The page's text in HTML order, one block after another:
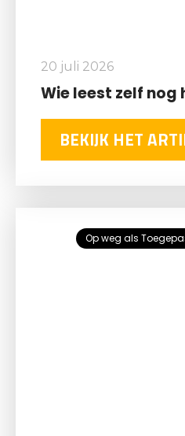
20 juli 2026
Wie leest zelf nog
BEKIJK HET
Op weg als